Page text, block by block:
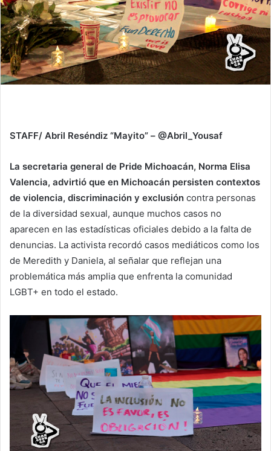
STAFF/ Abril Reséndiz “Mayito” – @Abril_Yousaf
La secretaria general de Pride Michoacán, Norma Elisa
Valencia, advirtió que en Michoacán persisten contextos
de violencia, discriminación y exclusión contra personas
de la diversidad sexual, aunque muchos casos no
aparecen en las estadísticas oficiales debido a la falta de
denuncias. La activista recordó casos mediáticos como los
de Meredith y Daniela, al señalar que reflejan una
problemática más amplia que enfrenta la comunidad
LGBT+ en todo el estado.